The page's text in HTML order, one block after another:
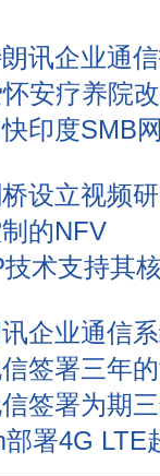
讯企业通
安疗养院
印度SMB
设立视频
的NFV
术支持其
企业通信
签署三年
签署为期
署4G LTE